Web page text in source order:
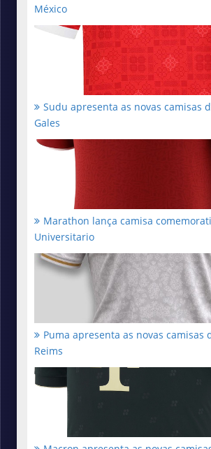
México
Sudu apresenta as novas camisas
Gales
Marathon lança camisa
Universitario
Puma apresenta as novas camisas
Reims